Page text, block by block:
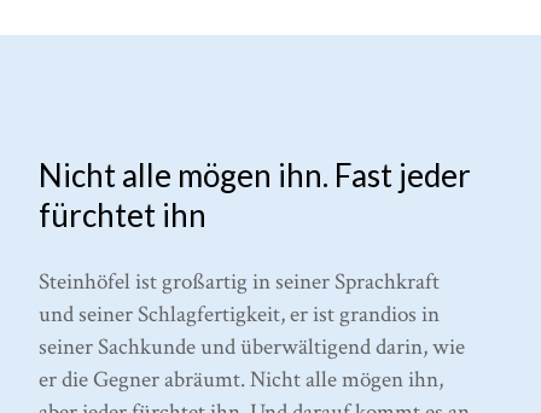
Nicht alle mögen ihn. Fast jeder
fürchtet ihn
Steinhöfel ist großartig in seiner Sprachkraft
und seiner Schlagfertigkeit, er ist grandios in
seiner Sachkunde und überwältigend darin, wie
er die Gegner abräumt. Nicht alle mögen ihn,